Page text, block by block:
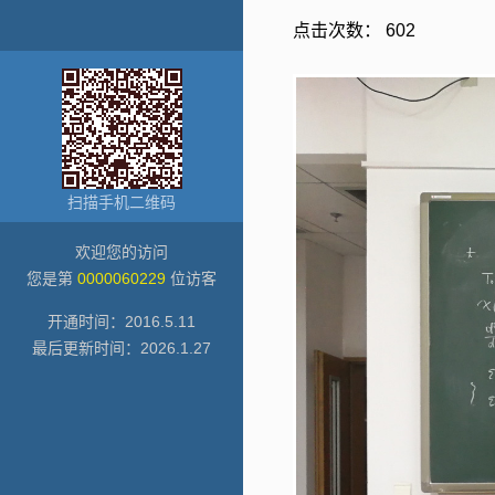
扫描手机二维码
欢迎您的访问
您是第 0000060229 位访客
开通时间： 2016 5 11
最后更新时间： 2026 1 27
点击次数： 602